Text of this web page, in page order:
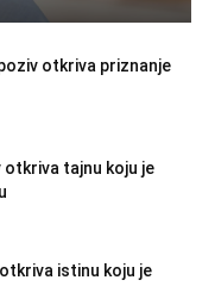
otkriva priznanje
otkriva tajnu koju je
istinu koju je